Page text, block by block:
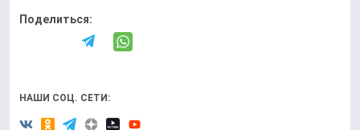
Главные новости региона: Telegram
http://t.me/gtrk_nn
Поделиться:
НАШИ СОЦ. СЕТИ: